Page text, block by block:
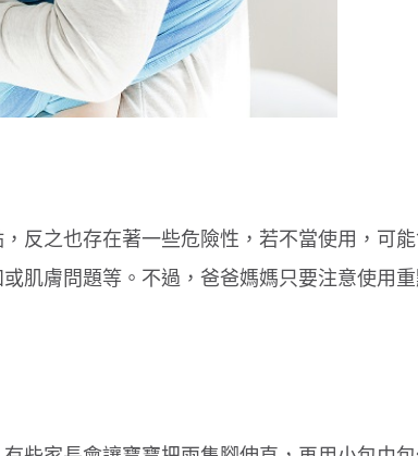
反之也存在著一些危險性，若不當使用，可
肌膚問題等。不過，爸爸媽媽只要注意使用